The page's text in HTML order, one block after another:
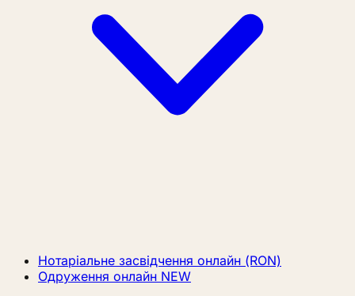
Нотаріальне засвідчення онлайн (RON)
Одруження онлайн NEW